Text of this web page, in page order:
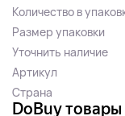
Количество в
Размер упаковки
Уточнить наличие
Артикул
Страна